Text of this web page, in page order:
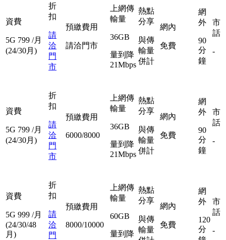
資費
5G 799 /月
(24/30月)
折
扣
請
洽
門
市
預繳費用
請洽門市
上網傳
輸量
36GB
量到降
21Mbps
熱點
分享
與傳
輸量
併計
網內
免費
網
外
90
分
鐘
市
話
-
資費
5G 799 /月
(24/30月)
折
扣
請
洽
門
市
預繳費用
6000/8000
上網傳
輸量
36GB
量到降
21Mbps
熱點
分享
與傳
輸量
併計
網內
免費
網
外
90
分
鐘
市
話
-
資費
5G 999 /月
(24/30/48
月)
折
扣
請
洽
門
預繳費用
8000/10000
上網傳
輸量
60GB
量到降
熱點
分享
與傳
輸量
網內
免費
網
外
120
分
市
話
-